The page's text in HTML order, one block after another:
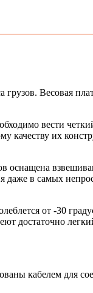
Весовая
вести
их
оснащена
даже в самых
от -30
достаточно
кабелем для